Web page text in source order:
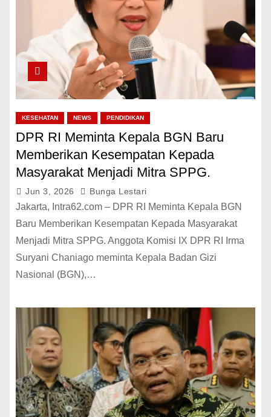
KESEHATAN NEWS PENDIDIKAN
DPR RI Meminta Kepala BGN Baru
Memberikan Kesempatan Kepada
Masyarakat Menjadi Mitra SPPG.
Jun 3, 2026 Bunga Lestari
Jakarta, Intra62.com – DPR RI Meminta Kepala BGN
Baru Memberikan Kesempatan Kepada Masyarakat
Menjadi Mitra SPPG. Anggota Komisi IX DPR RI Irma
Suryani Chaniago meminta Kepala Badan Gizi
Nasional (BGN),…